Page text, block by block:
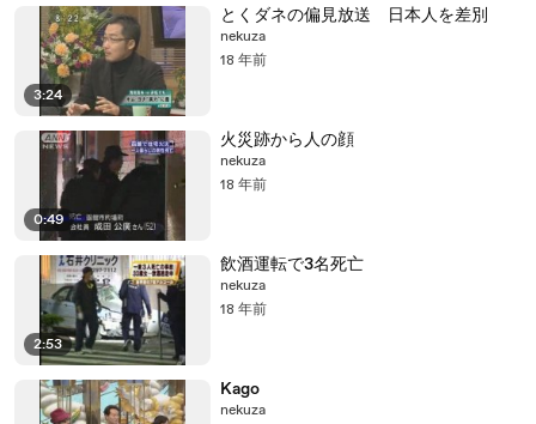
3:24
とくダネの偏見放送 日本人を差別
nekuza
18 年前
0:49
火災跡から人の顔
nekuza
18 年前
2:53
飲酒運転で3名死亡
nekuza
18 年前
Kago
nekuza